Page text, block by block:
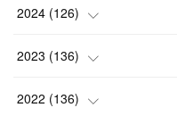
(3)
(5)
(13)
(7)
(13)
(15)
2024 (126)
(7)
(13)
2023 (136)
(4)
2022 (136)